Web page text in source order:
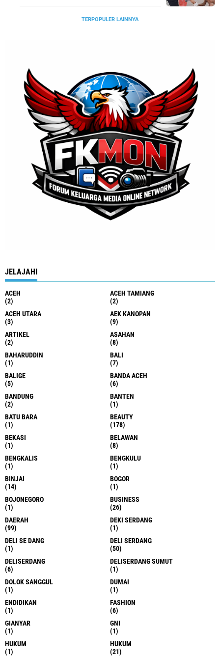
TERPOPULER LAINNYA
JELAJAHI
ACEH
(2)
ACEH TAMIANG
(2)
ACEH UTARA
(3)
AEK KANOPAN
(9)
ARTIKEL
(2)
ASAHAN
(8)
BAHARUDDIN
(1)
BALI
(7)
BALIGE
(5)
BANDA ACEH
(6)
BANDUNG
(2)
BANTEN
(1)
BATU BARA
(1)
BEAUTY
(178)
BEKASI
(1)
BELAWAN
(8)
BENGKALIS
(1)
BENGKULU
(1)
BINJAI
(14)
BOGOR
(1)
BOJONEGORO
(1)
BUSINESS
(26)
DAERAH
(99)
DEKI SERDANG
(1)
DELI SE DANG
(1)
DELI SERDANG
(50)
DELISERDANG
(6)
DELISERDANG SUMUT
(1)
DOLOK SANGGUL
(1)
DUMAI
(1)
ENDIDIKAN
(1)
FASHION
(6)
GIANYAR
(1)
GNI
(1)
HUKUM
(1)
HUKUM
(21)